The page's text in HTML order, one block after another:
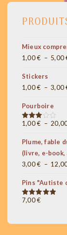
Mieux
1,00€ – 5,00
Stickers
1,00€ – 3,00
Pourboire
Note
1,00€ –
Plume, fable
(livre, e-book,
3,00€ –
Pins "Autiste
Note5.00
7,00€